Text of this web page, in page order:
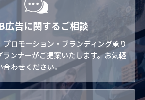
広告に関するご相談
プロモーション・ブランディング承り
ランナーがご提案いたします。お気軽
合わせください。